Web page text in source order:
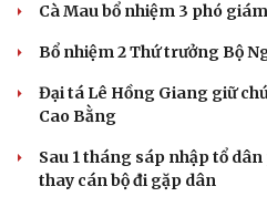
Vì sao các hãng từ bỏ pin
Microsoft tăng tốc đầu tư hạ
Trung Quốc đưa vào hoạt
nhất thế giới
PHÁP LUẬT